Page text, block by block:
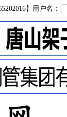
】用户名：